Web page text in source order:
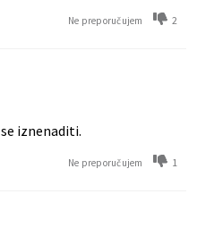
Ne preporučujem 2
iznenaditi.
Ne preporučujem 1